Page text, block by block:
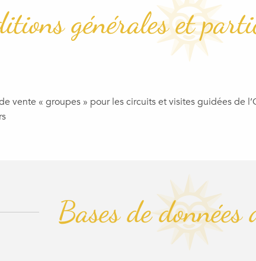
générales et
vente « groupes » pour les circuits et visites guidées de
Bases de données